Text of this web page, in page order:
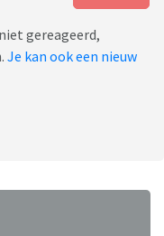
gereageerd,
Je kan ook een nieuw